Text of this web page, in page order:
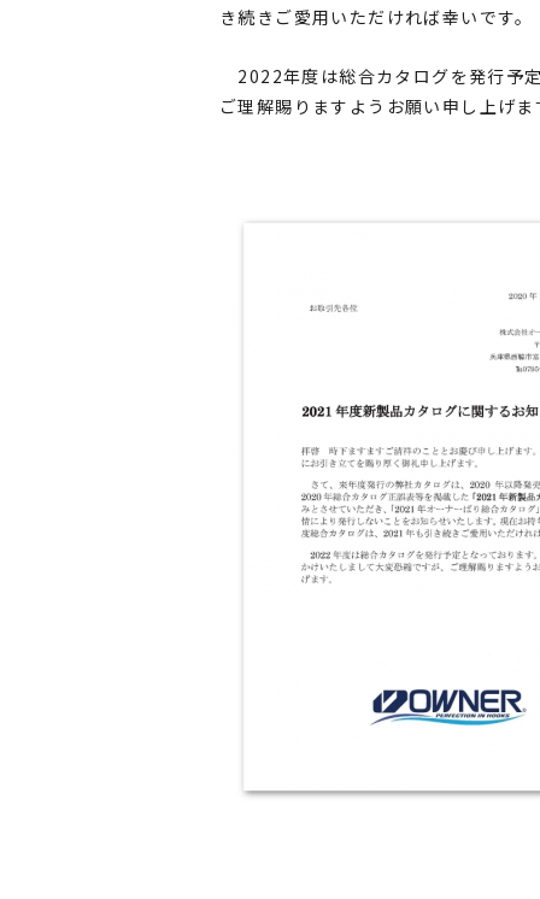
き続きご愛用いただければ幸いです。
2022年度は総合カタログを発行予
ご理解賜りますようお願い申し上げま